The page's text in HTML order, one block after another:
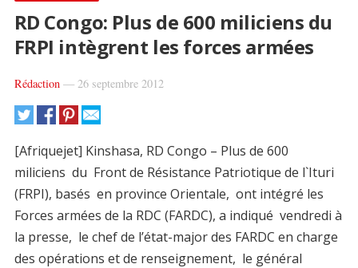
RD Congo: Plus de 600 miliciens du
FRPI intègrent les forces armées
Rédaction— 26 septembre 2012
[Afriquejet] Kinshasa, RD Congo – Plus de 600
miliciens du Front de Résistance Patriotique de l`Ituri
(FRPI), basés en province Orientale, ont intégré les
Forces armées de la RDC (FARDC), a indiqué vendredi à
la presse, le chef de l’état-major des FARDC en charge
des opérations et de renseignement, le général